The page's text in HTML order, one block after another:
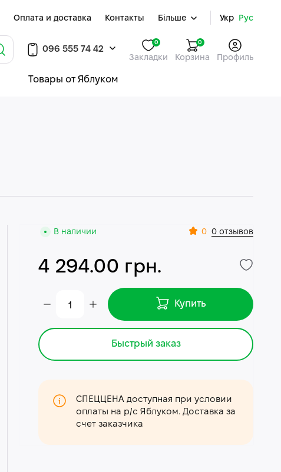
Оплата и доставка Контакты Більше Укр Рус
096 555 74 42
Закладки
0 0
Корзина Профиль
Товары от Яблуком
В наличии 0 0 отзывов
4 294.00 грн.
Купить
Быстрый заказ
СПЕЦЦЕНА доступная при условии
оплаты на р/с Яблуком. Доставка за
счет заказчика